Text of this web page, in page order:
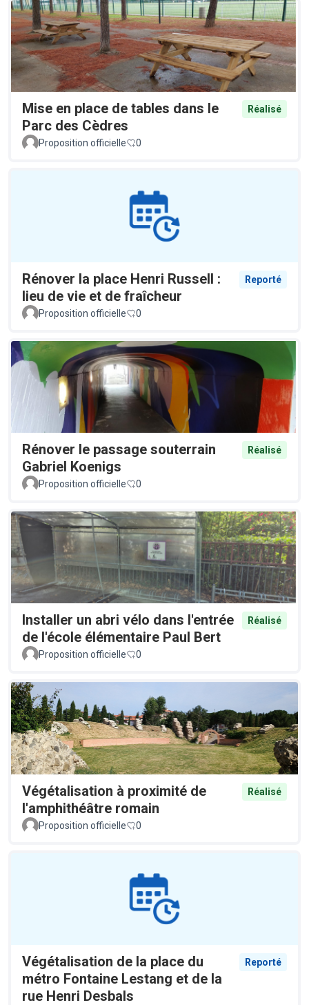
Mise en place de tables dans le
Parc des Cèdres
Réalisé
Proposition officielle 0
Rénover la place Henri Russell :
lieu de vie et de fraîcheur
Reporté
Proposition officielle 0
Rénover le passage souterrain
Gabriel Koenigs
Réalisé
Proposition officielle 0
Installer un abri vélo dans l'entrée
de l'école élémentaire Paul Bert
Réalisé
Proposition officielle 0
Végétalisation à proximité de
l'amphithéâtre romain
Réalisé
Proposition officielle 0
Végétalisation de la place du
métro Fontaine Lestang et de la
rue Henri Desbals
Reporté